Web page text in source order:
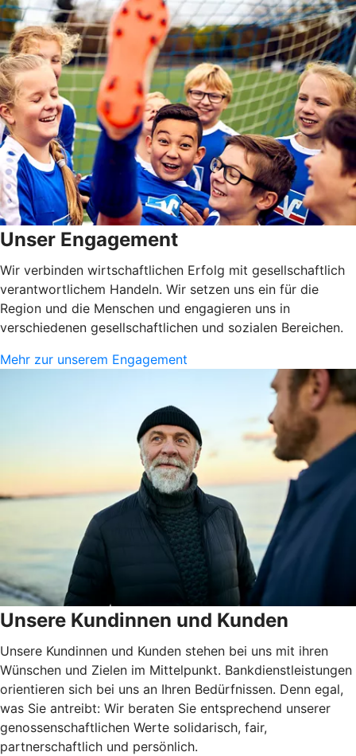
Unser Engagement
Wir verbinden wirtschaftlichen Erfolg mit gesellschaftlich
verantwortlichem Handeln. Wir setzen uns ein für die
Region und die Menschen und engagieren uns in
verschiedenen gesellschaftlichen und sozialen Bereichen.
Mehr zur unserem Engagement
Unsere Kundinnen und Kunden
Unsere Kundinnen und Kunden stehen bei uns mit ihren
Wünschen und Zielen im Mittelpunkt. Bankdienstleistungen
orientieren sich bei uns an Ihren Bedürfnissen. Denn egal,
was Sie antreibt: Wir beraten Sie entsprechend unserer
genossenschaftlichen Werte solidarisch, fair,
partnerschaftlich und persönlich.